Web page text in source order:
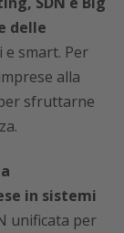
delle
smart. Per
alla
sfruttarne
in sistemi
unificata per